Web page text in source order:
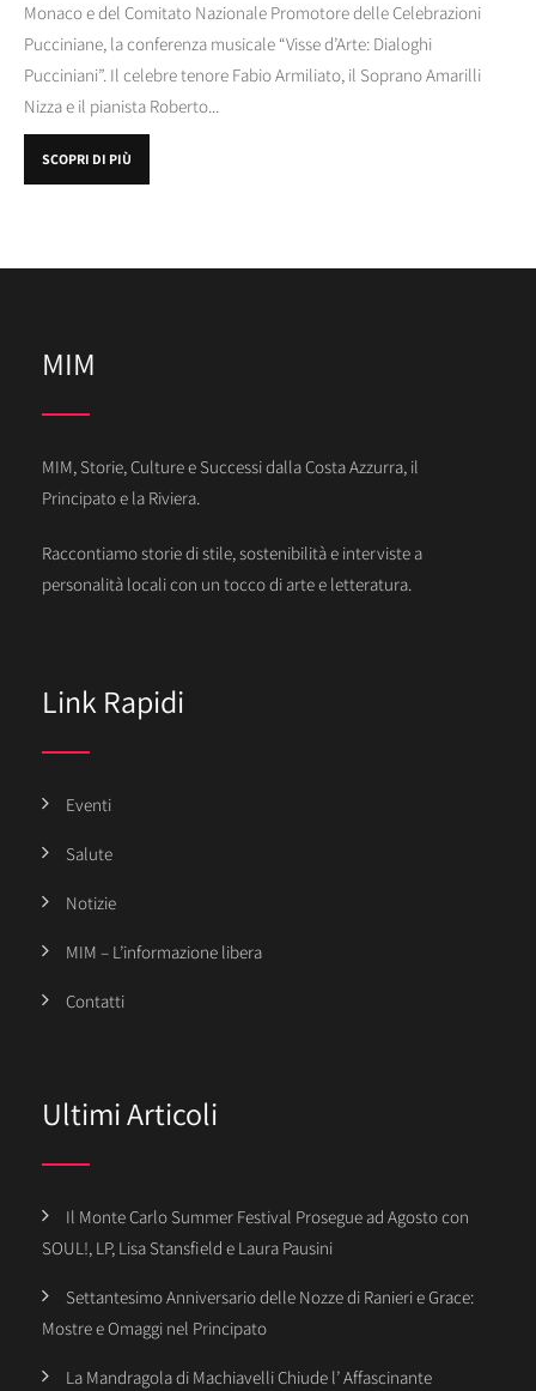
Monaco e del Comitato Nazionale Promotore delle Celebrazioni
Pucciniane, la conferenza musicale “Visse d’Arte: Dialoghi
Pucciniani”. Il celebre tenore Fabio Armiliato, il Soprano Amarilli
Nizza e il pianista Roberto...
SCOPRI DI PIÙ
MIM
MIM, Storie, Culture e Successi dalla Costa Azzurra, il
Principato e la Riviera.
Raccontiamo storie di stile, sostenibilità e interviste a
personalità locali con un tocco di arte e letteratura.
Link Rapidi
Eventi
Salute
Notizie
MIM – L’informazione libera
Contatti
Ultimi Articoli
Il Monte Carlo Summer Festival Prosegue ad Agosto con
SOUL!, LP, Lisa Stansfield e Laura Pausini
Settantesimo Anniversario delle Nozze di Ranieri e Grace:
Mostre e Omaggi nel Principato
La Mandragola di Machiavelli Chiude l’ Affascinante